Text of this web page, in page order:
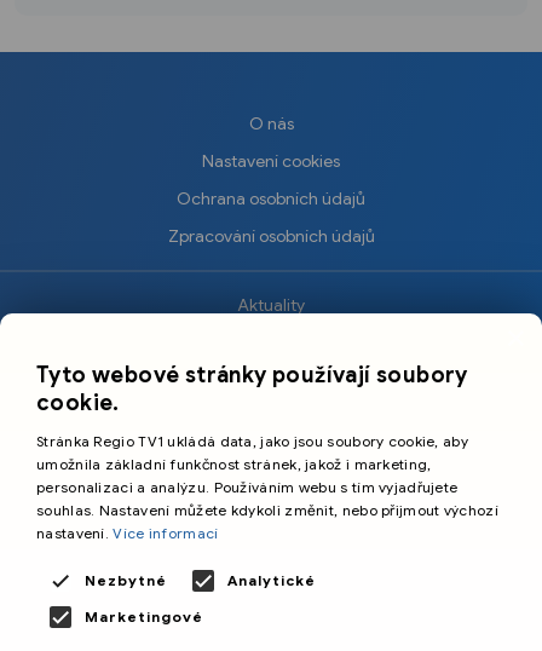
O nás
Nastavení cookies
Ochrana osobních údajů
Zpracování osobních údajů
Aktuality
Sport
Cestování
Primetime Media s.r.o.
Tyto webové stránky používají soubory
cookie.
Stránka Regio TV1 ukládá data, jako jsou soubory cookie, aby
umožnila základní funkčnost stránek, jakož i marketing,
personalizaci a analýzu. Používáním webu s tím vyjadřujete
souhlas. Nastavení můžete kdykoli změnit, nebo přijmout výchozí
nastavení.Více informací
Nezbytné
Analytické
Marketingové